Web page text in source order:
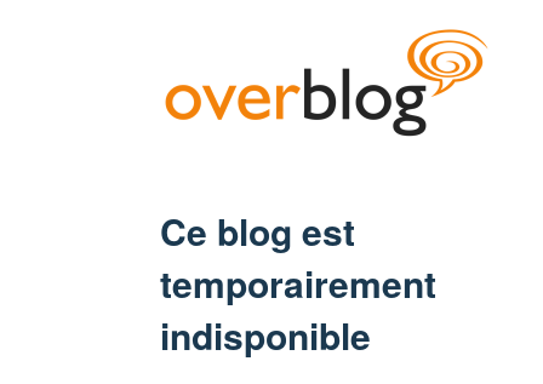
Ce blog est
temporairement
indisponible